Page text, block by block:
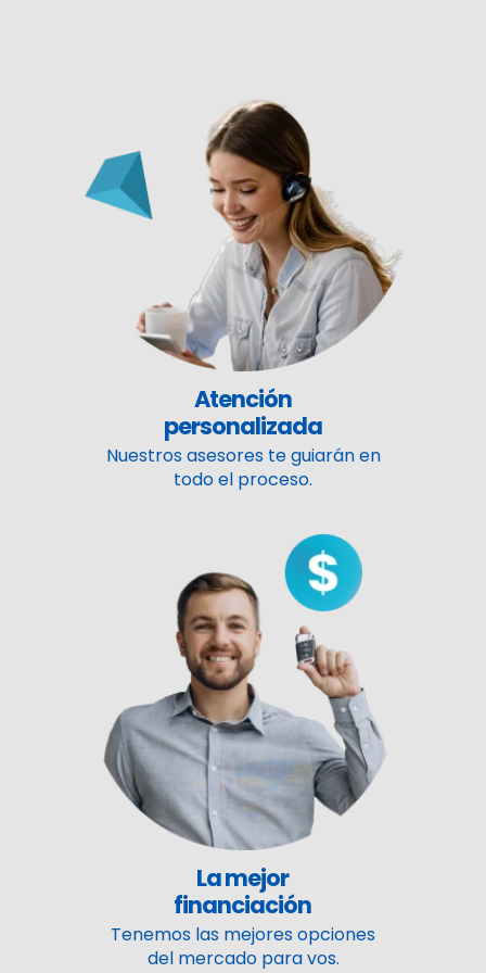
Atención
personalizada
Nuestros asesores te guiarán en
todo el proceso.
La mejor
financiación
Tenemos las mejores opciones
del mercado para vos.